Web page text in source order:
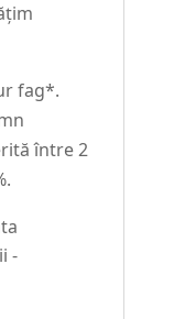
fag*.
între 2
-